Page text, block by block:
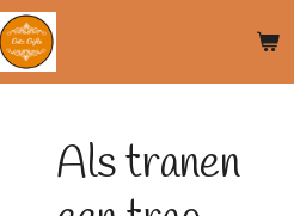
Als tranen